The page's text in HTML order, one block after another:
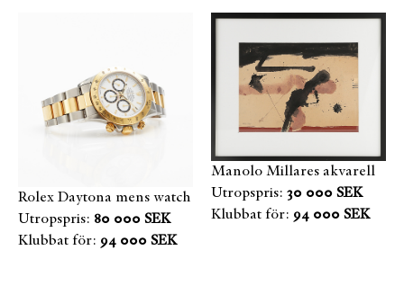
Rolex Daytona mens watch
Utropspris: 80 000 SEK
Klubbat för: 94 000 SEK
Manolo Millares akvarell
Utropspris: 30 000 SEK
Klubbat för: 94 000 SEK